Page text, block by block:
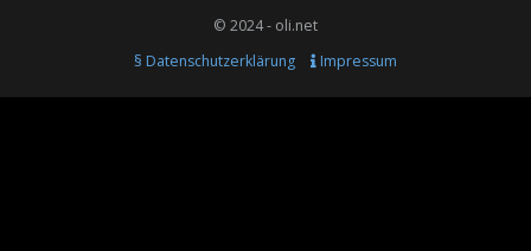
© 2024 - oli.net
§ Datenschutzerklärung
Impressum